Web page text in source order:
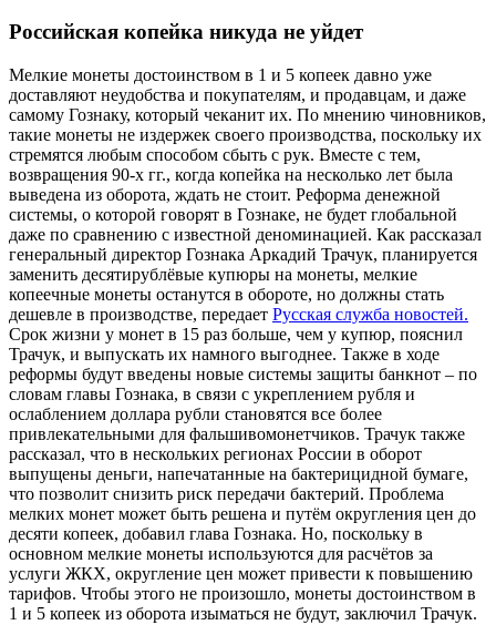
Российская копейка никуда не уйдет
Мелкие монеты достоинством в 1 и 5 копеек давно уже
доставляют неудобства и покупателям, и продавцам, и даже
самому Гознаку, который чеканит их. По мнению чиновников,
такие монеты не издержек своего производства, поскольку их
стремятся любым способом сбыть с рук. Вместе с тем,
возвращения 90-х гг., когда копейка на несколько лет была
выведена из оборота, ждать не стоит. Реформа денежной
системы, о которой говорят в Гознаке, не будет глобальной
даже по сравнению с известной деноминацией. Как рассказал
генеральный директор Гознака Аркадий Трачук, планируется
заменить десятирублёвые купюры на монеты, мелкие
копеечные монеты останутся в обороте, но должны стать
дешевле в производстве, передает Русская служба новостей.
Срок жизни у монет в 15 раз больше, чем у купюр, пояснил
Трачук, и выпускать их намного выгоднее. Также в ходе
реформы будут введены новые системы защиты банкнот – по
словам главы Гознака, в связи с укреплением рубля и
ослаблением доллара рубли становятся все более
привлекательными для фальшивомонетчиков. Трачук также
рассказал, что в нескольких регионах России в оборот
выпущены деньги, напечатанные на бактерицидной бумаге,
что позволит снизить риск передачи бактерий. Проблема
мелких монет может быть решена и путём округления цен до
десяти копеек, добавил глава Гознака. Но, поскольку в
основном мелкие монеты используются для расчётов за
услуги ЖКХ, округление цен может привести к повышению
тарифов. Чтобы этого не произошло, монеты достоинством в
1 и 5 копеек из оборота изыматься не будут, заключил Трачук.